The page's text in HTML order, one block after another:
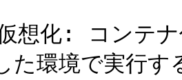
想化: コンテナ
た環境で実行